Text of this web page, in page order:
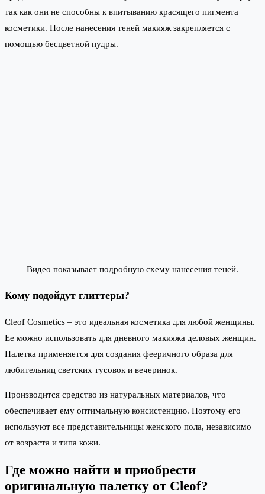
так как они не способны к впитыванию красящего пигмента
косметики. После нанесения теней макияж закрепляется с
помощью бесцветной пудры.
Видео показывает подробную схему нанесения теней.
Кому подойдут глиттеры?
Cleof Cosmetics – это идеальная косметика для любой женщины.
Ее можно использовать для дневного макияжа деловых женщин.
Палетка применяется для создания фееричного образа для
любительниц светских тусовок и вечеринок.
Производится средство из натуральных материалов, что
обеспечивает ему оптимальную консистенцию. Поэтому его
используют все представительницы женского пола, независимо
от возраста и типа кожи.
Где можно найти и приобрести
оригинальную палетку от Cleof?